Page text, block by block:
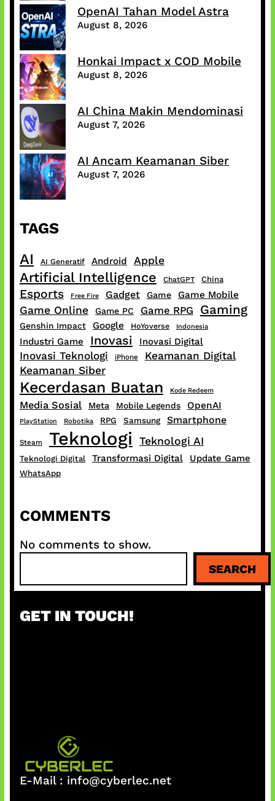
OpenAI Tahan Model Astra
August 8, 2026
Honkai Impact x COD Mobile
August 8, 2026
AI China Makin Mendominasi
August 7, 2026
AI Ancam Keamanan Siber
August 7, 2026
TAGS
AI AI Generatif Android Apple
Artificial Intelligence ChatGPT China
Esports Free Fire Gadget Game Game Mobile
Game Online Game PC Game RPG Gaming
Genshin Impact Google HoYoverse Indonesia
Industri Game Inovasi Inovasi Digital
Inovasi Teknologi iPhone
Keamanan Digital
Keamanan Siber
Kecerdasan Buatan Kode Redeem
Media Sosial Meta Mobile Legends OpenAI
PlayStation Robotika RPG Samsung Smartphone
Steam Teknologi Teknologi AI
Teknologi Digital Transformasi Digital Update Game
WhatsApp
COMMENTS
No comments to show.
a
c
SEARCH
GET IN TOUCH!
E-Mail : info@cyberlec.net